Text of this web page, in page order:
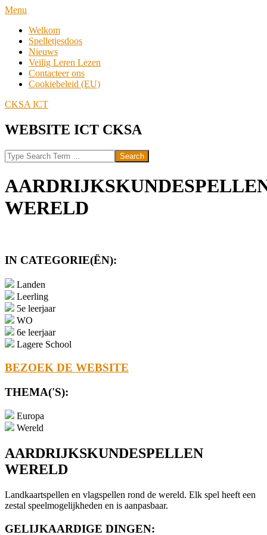
Skip
content
Navigation
Menu
Welkom
Spelletjesdoos
Nieuws
Veilig Leren Lezen
Contacteer ons
Cookiebeleid (EU)
CKSA ICT
WEBSITE ICT CKSA
Search
WERELD
IN CATEGORIE(ËN):
Landen
Leerling
5e leerjaar
WO
6e leerjaar
Lagere School
BEZOEK DE WEBSITE
THEMA('S):
Europa
Wereld
AARDRIJKSKUNDESPELLEN
WERELD
Landkaartspellen en vlagspellen rond de wereld. Elk spel heeft een
zestal speelmogelijkheden en is aanpasbaar.
GELIJKAARDIGE DINGEN: